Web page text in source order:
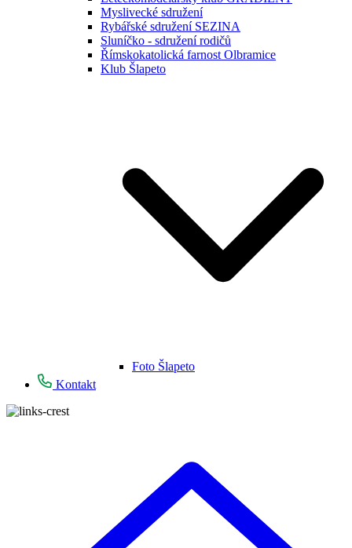
Myslivecké sdružení
Rybářské sdružení SEZINA
Sluníčko - sdružení rodičů
Římskokatolická farnost Olbramice
Klub Šlapeto
Foto Šlapeto
Kontakt